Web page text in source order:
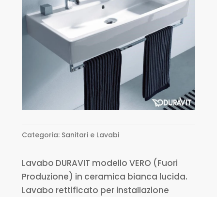
Categoria: Sanitari e Lavabi
Lavabo DURAVIT modello VERO (Fuori
Produzione) in ceramica bianca lucida.
Lavabo rettificato per installazione